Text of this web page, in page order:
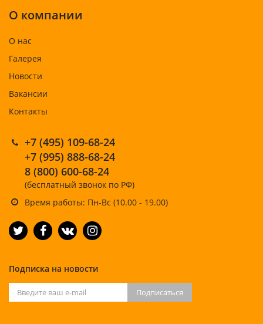
О компании
О нас
Галерея
Новости
Вакансии
Контакты
+7 (495) 109-68-24
+7 (995) 888-68-24
8 (800) 600-68-24
(бесплатный звонок по РФ)
Время работы: Пн-Вс (10.00 - 19.00)
Подписка на новости
Подписаться